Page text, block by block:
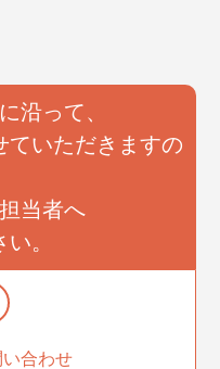
沿って、
ていただきますの
当者へ
。
合わせ